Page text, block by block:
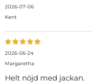
2026-07-06
Kent
2026-06-24
Margaretha
Helt nöjd med jackan.